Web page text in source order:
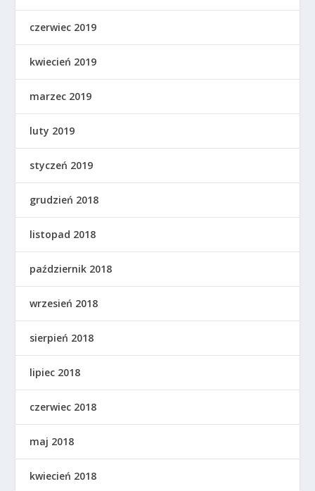
czerwiec 2019
kwiecień 2019
marzec 2019
luty 2019
styczeń 2019
grudzień 2018
listopad 2018
październik 2018
wrzesień 2018
sierpień 2018
lipiec 2018
czerwiec 2018
maj 2018
kwiecień 2018